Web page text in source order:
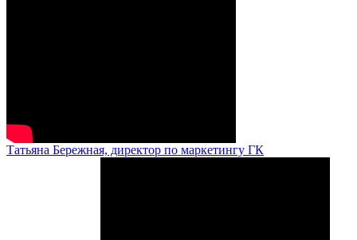
Татьяна Бережная, директор по маркетингу ГК